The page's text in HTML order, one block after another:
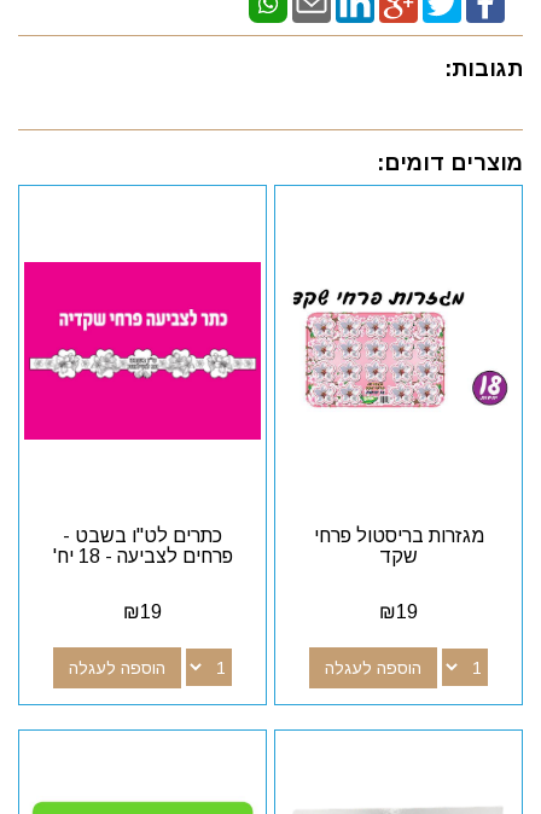
תגובות:
מוצרים דומים:
מגזרות בריסטול פרחי
שקד
₪19
הוספה לעגלה
כתרים לט"ו בשבט -
פרחים לצביעה - 18 יח'
₪19
הוספה לעגלה